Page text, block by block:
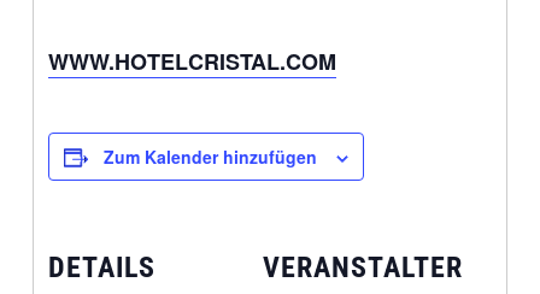
WWW.HOTELCRISTAL.COM
Zum Kalender hinzufügen
DETAILS VERANSTALTER